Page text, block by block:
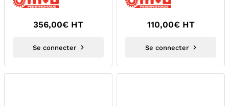
356,00€ HT
Se connecter
110,00€ HT
Se connecter